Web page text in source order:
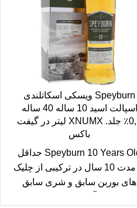
Speyburn ویسکی اسکاتلندی
اسپالت اسید 10 ساله 40 ساله
0,7٪ جلد. XNUMX لیتر در گیفت
باکس
Speyburn 10 Years Old حداقل
به مدت 10 سال در ترکیبی از چلیک
های بوربن سابق و شری سابق